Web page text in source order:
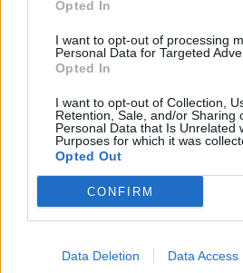
Opted In
I want to opt-out of processing
Personal Data for Targeted
Opted In
I want to opt-out of Collection,
Retention, Sale, and/or Sharing
Personal Data that Is Unrelated
Purposes for which it was
Opted Out
CONFIRM
Data Deletion Data Access
Βρετανία: Κατά συρροή δολοφόνος
δύο δολοφονίες γυναικών - Η
αστυνομία
Πανεπιστήμιο Κρήτης: 3,35 εκατ.
Παιδείας, για το στεγαστικό
Ηράκλειο: “Σκουπίδια κατάχαμα,
πουθενά κι ένα αμάξι παρατημένο
Καιρός: “Πορτοκαλί” συναγερμός